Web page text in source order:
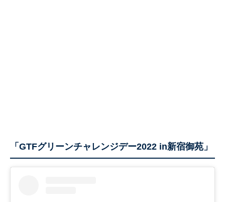
「GTFグリーンチャレンジデー2022 in新宿御苑」